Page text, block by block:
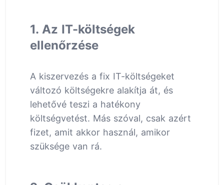
1. Az IT-költségek
ellenőrzése
A kiszervezés a fix IT-költségeket
változó költségekre alakítja át, és
lehetővé teszi a hatékony
költségvetést. Más szóval, csak azért
fizet, amit akkor használ, amikor
szüksége van rá.